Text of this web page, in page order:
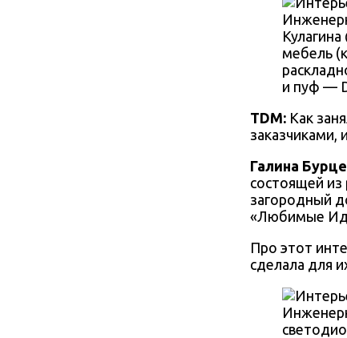
мебель
и пуф —
TDM: Как
заказчиками,
Галина
состоящей
загородный
«Любимые
Про этот
сделала для